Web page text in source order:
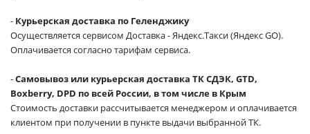
- Курьерская доставка по Геленджику
Осуществляется сервисом Доставка - Яндекс.Такси (Яндекс GO).
Оплачивается согласно тарифам сервиса.
-Самовывоз или курьерская доставка ТК СДЭК, GTD,
Boxberry, DPD по всей России, в том числе в Крым
Стоимость доставки рассчитывается менеджером и оплачивается
клиентом при получении в пункте выдачи выбранной ТК.